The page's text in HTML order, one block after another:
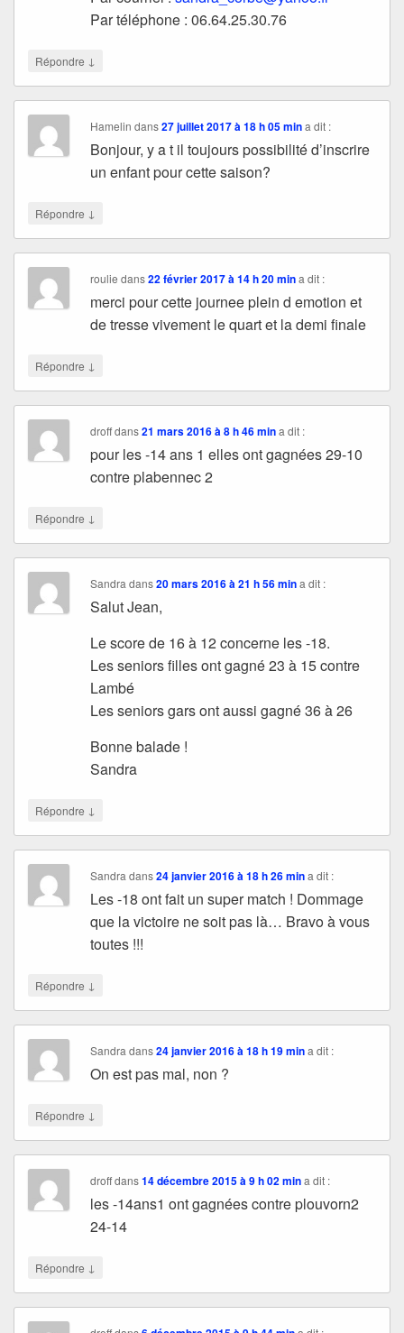
Par téléphone : 06.64.25.30.76
Répondre ↓
Hamelin dans27 juillet 2017 à 18 h 05 min a dit :
Bonjour, y a t il toujours possibilité d’inscrire
un enfant pour cette saison?
Répondre ↓
roulie dans22 février 2017 à 14 h 20 min a dit :
merci pour cette journee plein d emotion et
de tresse vivement le quart et la demi finale
Répondre ↓
droffdans21 mars 2016 à 8 h 46 min a dit :
pour les -14 ans 1 elles ont gagnées 29-10
contre plabennec 2
Répondre ↓
Sandra dans20 mars 2016 à 21 h 56 min a dit :
Salut Jean,
Le score de 16 à 12 concerne les -18.
Les seniors filles ont gagné 23 à 15 contre
Lambé
Les seniors gars ont aussi gagné 36 à 26
Bonne balade !
Sandra
Répondre ↓
Sandra dans24 janvier 2016 à 18 h 26 min a dit :
Les -18 ont fait un super match ! Dommage
que la victoire ne soit pas là… Bravo à vous
toutes !!!
Répondre ↓
Sandra dans24 janvier 2016 à 18 h 19 min a dit :
On est pas mal, non ?
Répondre ↓
droffdans14 décembre 2015 à 9 h 02 min a dit :
les -14ans1 ont gagnées contre plouvorn2
24-14
Répondre ↓